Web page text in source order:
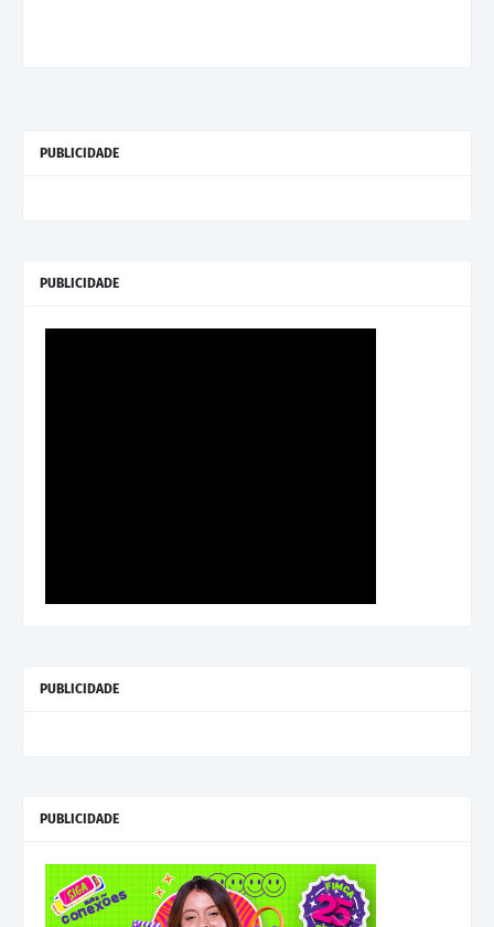
PUBLICIDADE
PUBLICIDADE
PUBLICIDADE
PUBLICIDADE